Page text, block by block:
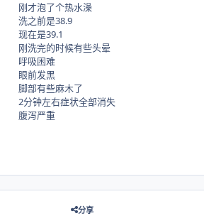
刚才泡了个热水澡
洗之前是38.9
现在是39.1
刚洗完的时候有些头晕
呼吸困难
眼前发黑
脚部有些麻木了
2分钟左右症状全部消失
腹泻严重
分享